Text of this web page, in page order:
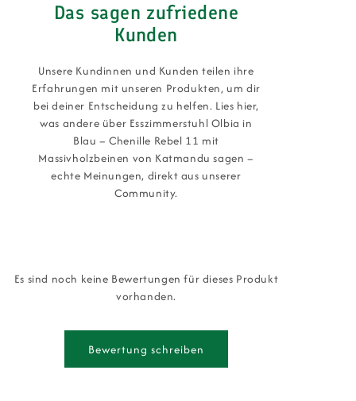
Das sagen zufriedene
Kunden
Unsere Kundinnen und Kunden teilen ihre
Erfahrungen mit unseren Produkten, um dir
bei deiner Entscheidung zu helfen. Lies hier,
was andere über Esszimmerstuhl Olbia in
Blau – Chenille Rebel 11 mit
Massivholzbeinen von Katmandu sagen –
echte Meinungen, direkt aus unserer
Community.
Es sind noch keine Bewertungen für dieses Produkt
vorhanden.
Bewertung schreiben